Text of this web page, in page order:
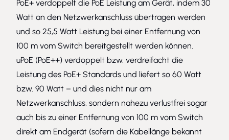
PoE+ verdoppelt die PoE Leistung am Gerät, indem 30
Watt an den Netzwerkanschluss übertragen werden
und so 25,5 Watt Leistung bei einer Entfernung von
100 m vom Switch bereitgestellt werden können.
uPoE (PoE++) verdoppelt bzw. verdreifacht die
Leistung des PoE+ Standards und liefert so 60 Watt
bzw. 90 Watt – und dies nicht nur am
Netzwerkanschluss, sondern nahezu verlustfrei sogar
auch bis zu einer Entfernung von 100 m vom Switch
direkt am Endgerät (sofern die Kabellänge bekannt